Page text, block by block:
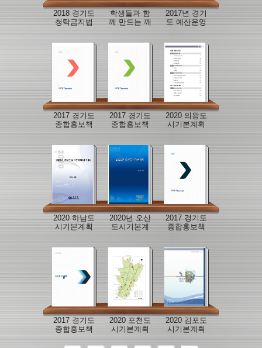
2018 경기도
청탁금지법
학생들과 함
께 만드는 깨
2017년 경기
도 예산운영
2017 경기도
종합홍보책
2017 경기도
종합홍보책
2020 의왕도
시기본계획
2020 하남도
시기본계획
2020년 오산
도시기본계
2017 경기도
종합홍보책
2017 경기도
종합홍보책
2020 포천도
시기본계획
2020 김포도
시기본계획